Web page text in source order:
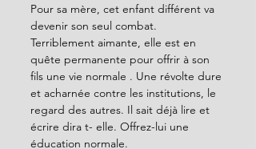
Pour sa mère, cet enfant différent va
devenir son seul combat.
Terriblement aimante, elle est en
quête permanente pour offrir à son
fils une vie normale . Une révolte dure
et acharnée contre les institutions, le
regard des autres. Il sait déjà lire et
écrire dira t- elle. Offrez-lui une
éducation normale.